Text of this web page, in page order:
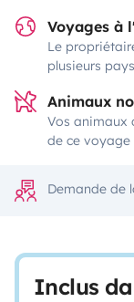
Voyages à
Le
plusieurs pays
Animaux
Vos animaux
de ce voyage
Demande de
Inclus